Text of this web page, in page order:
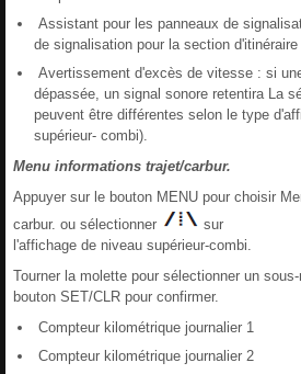
Assistant pour les panneaux de
de signalisation pour la section
Avertissement d'excès de vitesse : si
dépassée, un signal sonore retentira La
peuvent être différentes selon le type
supérieur- combi).
Menu informations trajet/carbur.
Appuyer sur le bouton MENU pour choisir
carbur. ou sélectionner
sur
l'affichage de niveau supérieur-combi.
Tourner la molette pour sélectionner un
bouton SET/CLR pour confirmer.
Compteur kilométrique journalier 1
Compteur kilométrique journalier 2